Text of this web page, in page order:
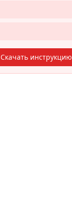
Скачать инструкцию